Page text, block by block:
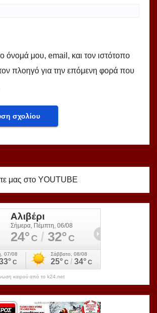
όνομά μου, email, και τον ιστότοπο
πλοηγό για την επόμενη φορά που
μας στο YOUTUBE
καιρού από το k24.net